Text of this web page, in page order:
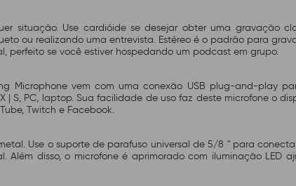
situação. Use cardióide se desejar obter uma gravação
ou realizando uma entrevista. Estéreo é o padrão para
perfeito se você estiver hospedando um podcast em grupo.
Microphone vem com uma conexão USB plug-and-play
| S, PC, laptop. Sua facilidade de uso faz deste microfone o
Twitch e Facebook.
Use o suporte de parafuso universal de 5/8 '' para
disso, o microfone é aprimorado com iluminação LED